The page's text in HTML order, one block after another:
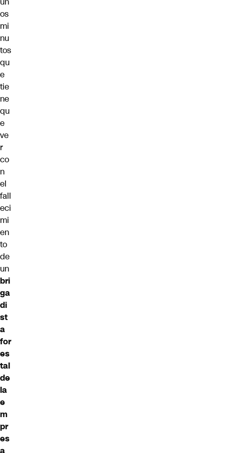
os
mi
nu
tos
qu
e
tie
ne
qu
e
ve
r
co
n
el
fall
eci
mi
en
to
de
un
bri
ga
di
st
a
for
es
tal
de
la
e
m
pr
es
a